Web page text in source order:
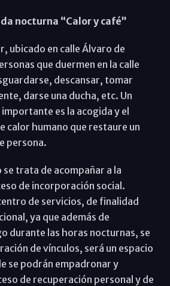
nocturna “Calor y café”
ubicado en calle Álvaro de
que duermen en la calle
descansar, tomar
darse una ducha, etc. Un
es la acogida y el
calor humano que restaure un
persona.
se trata de acompañar a la
de incorporación social.
de servicios, de finalidad
ya que además de
durante las horas nocturnas, se
de vínculos, será un espacio
se podrán empadronar y
de recuperación personal y de